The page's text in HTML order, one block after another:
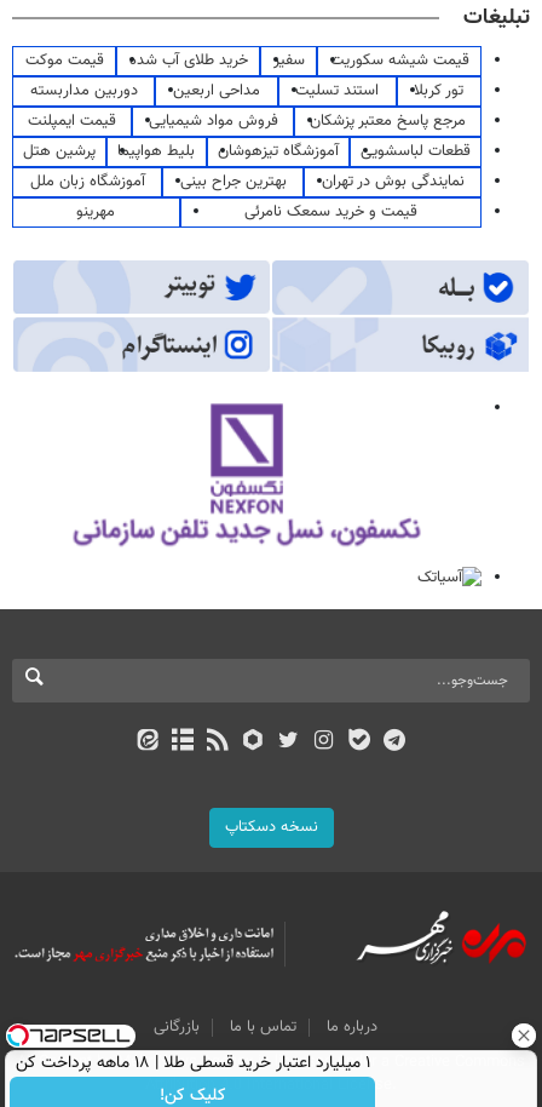
تبلیغات
قیمت شیشه سکوریت سفیر خرید طلای آب شده
قیمت موکت
تور کربلا
استند تسلیت مداحی اربعین
دوربین مداربسته
مرجع پاسخ معتبر پزشکان
فروش مواد شیمیایی
قیمت ایمپلنت
قطعات لباسشویی
آموزشگاه تیزهوشان بلیط هواپیما
پرشین هتل
نمایندگی بوش در تهران
بهترین جراح بینی
آموزشگاه زبان ملل
قیمت و خرید سمعک نامرئی
مهرینو
نسخه دسکتاپ
درباره ما تماس با ما
بازرگانی
All Content by Mehr News Agency is licensed under a Creative Commons
Attribution 4.0 International License.
۱ میلیارد اعتبار خرید قسطی طلا | ۱۸ ماهه پرداخت کن
کلیک کن!